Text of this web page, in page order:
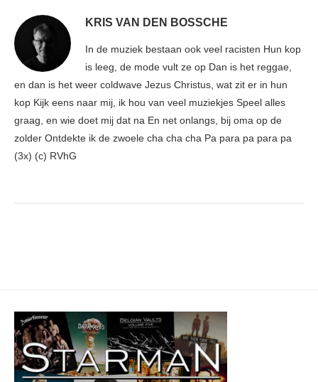
KRIS VAN DEN BOSSCHE
In de muziek bestaan ook veel racisten Hun kop
is leeg, de mode vult ze op Dan is het reggae,
en dan is het weer coldwave Jezus Christus, wat zit er in hun
kop Kijk eens naar mij, ik hou van veel muziekjes Speel alles
graag, en wie doet mij dat na En net onlangs, bij oma op de
zolder Ontdekte ik de zwoele cha cha cha Pa para pa para pa
(3x) (c) RVhG